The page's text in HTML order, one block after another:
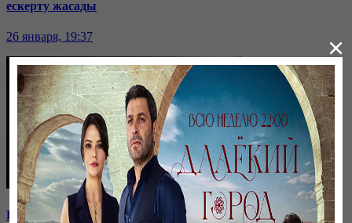
ескерту жасады
26 января, 19:37
Бірнеше отбасын алдаған туристік фирма директоры
×